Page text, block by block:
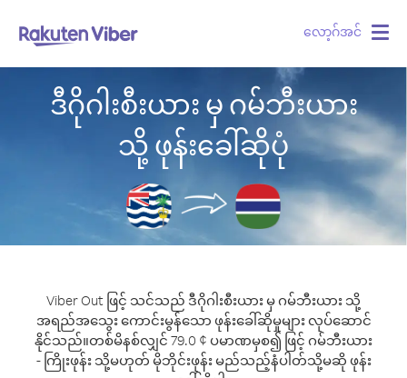
လော့ဂ်အင်
ဒီဂိုဂါးစီးယား မှ ဂမ်ဘီးယား
သို့ ဖုန်းခေါ်ဆိုပုံ
Viber Out ဖြင့် သင်သည် ဒီဂိုဂါးစီးယား မှ ဂမ်ဘီးယား သို့
အရည်အသွေး ကောင်းမွန်သော ဖုန်းခေါ်ဆိုမှုများ လုပ်ဆောင်
နိုင်သည်။တစ်မိနစ်လျှင် 79.0 ¢ ပမာဏမှစ၍ ဖြင့် ဂမ်ဘီးယား
- ကြိုးဖုန်း သို့မဟုတ် မိုဘိုင်းဖုန်း မည်သည့်နံပါတ်သို့မဆို ဖုန်း